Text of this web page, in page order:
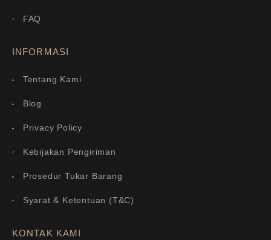
FAQ
INFORMASI
Tentang Kami
Blog
Privacy Policy
Kebijakan Pengiriman
Prosedur Tukar Barang
Syarat & Ketentuan (T&C)
KONTAK KAMI